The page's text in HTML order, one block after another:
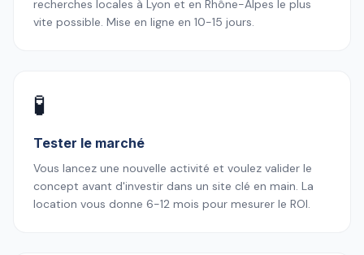
recherches locales à Lyon et en Rhône-Alpes le plus
vite possible. Mise en ligne en 10-15 jours.
🧪
Tester le marché
Vous lancez une nouvelle activité et voulez valider le
concept avant d'investir dans un site clé en main. La
location vous donne 6-12 mois pour mesurer le ROI.